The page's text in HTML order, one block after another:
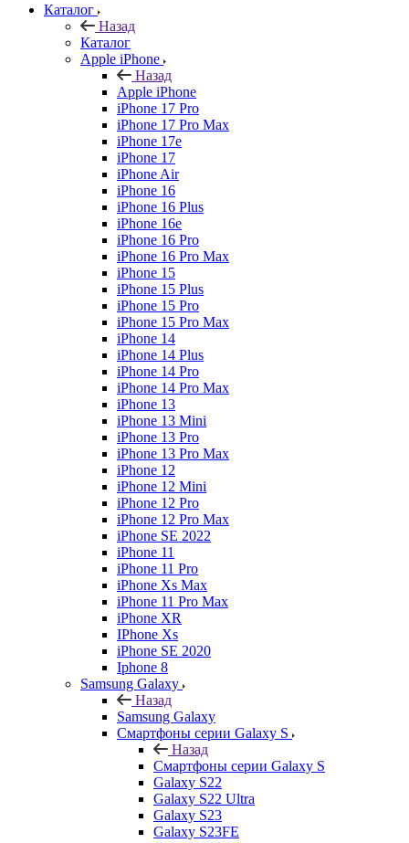
Каталог
Назад
Каталог
Apple iPhone
Назад
Apple iPhone
iPhone 17 Pro
iPhone 17 Pro Max
iPhone 17e
iPhone 17
iPhone Air
iPhone 16
iPhone 16 Plus
iPhone 16e
iPhone 16 Pro
iPhone 16 Pro Max
iPhone 15
iPhone 15 Plus
iPhone 15 Pro
iPhone 15 Pro Max
iPhone 14
iPhone 14 Plus
iPhone 14 Pro
iPhone 14 Pro Max
iPhone 13
iPhone 13 Mini
iPhone 13 Pro
iPhone 13 Pro Max
iPhone 12
iPhone 12 Mini
iPhone 12 Pro
iPhone 12 Pro Max
iPhone SE 2022
iPhone 11
iPhone 11 Pro
iPhone Xs Max
iPhone 11 Pro Max
iPhone XR
IPhone Xs
iPhone SE 2020
Iphone 8
Samsung Galaxy
Назад
Samsung Galaxy
Смартфоны серии Galaxy S
Назад
Смартфоны серии Galaxy S
Galaxy S22
Galaxy S22 Ultra
Galaxy S23
Galaxy S23FE